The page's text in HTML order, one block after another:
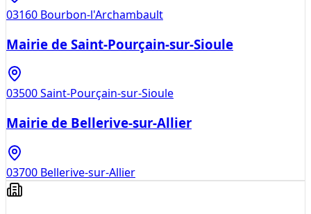
03160 Bourbon-l'Archambault
Mairie de Saint-Pourçain-sur-Sioule
03500Saint-Pourçain-sur-Sioule
Mairie de Bellerive-sur-Allier
03700 Bellerive-sur-Allier